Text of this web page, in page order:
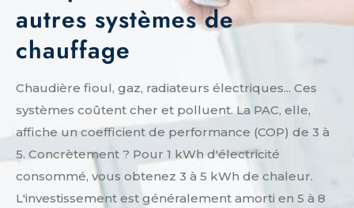
autres systèmes de
chauffage
Chaudière fioul, gaz, radiateurs électriques... Ces
systèmes coûtent cher et polluent. La PAC, elle,
affiche un coefficient de performance (COP) de 3 à
5. Concrètement ? Pour 1 kWh d'électricité
consommé, vous obtenez 3 à 5 kWh de chaleur.
L'investissement est généralement amorti en 5 à 8